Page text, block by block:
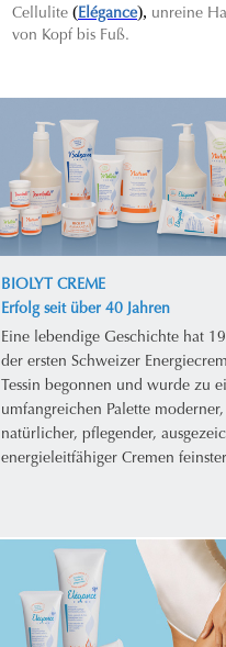
Cellulite (Elégance), unreine
von Kopf bis Fuß.
BIOLYT CREME
Erfolg seit über 40 Jahren
Eine lebendige Geschichte hat
der ersten Schweizer
Tessin begonnen und wurde zu
umfangreichen Palette moderner,
natürlicher, pflegender,
energieleitfähiger Cremen